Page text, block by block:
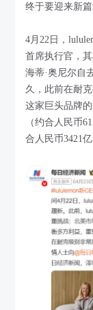
终于要迎来新篇
4月22日，
首席执行官，其
海蒂·奥尼尔自
久，此前在耐
这家巨头品牌
（约合人民币
合人民币3421